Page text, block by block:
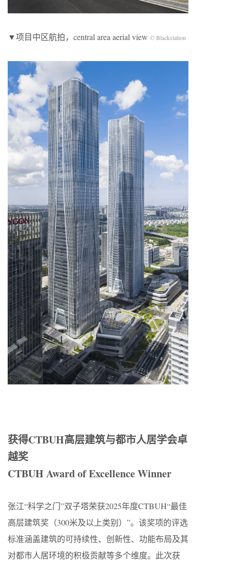
▼项目中区航拍，central area aerial view © Blackstation
获得CTBUH高层建筑与都市人居学会卓
越奖
CTBUH Award of Excellence Winner
张江“科学之门”双子塔荣获2025年度CTBUH“最佳
高层建筑奖（300米及以上类别）”。该奖项的评选
标准涵盖建筑的可持续性、创新性、功能布局及其
对都市人居环境的积极贡献等多个维度。此次获